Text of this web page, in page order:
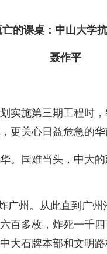
亡的课桌：中山大学
聂作平
实施第三期工程时
关心日益危急的华
。国难当头，中大
广州。从此直到广
百多枚，炸死一千
大石牌本部和文明